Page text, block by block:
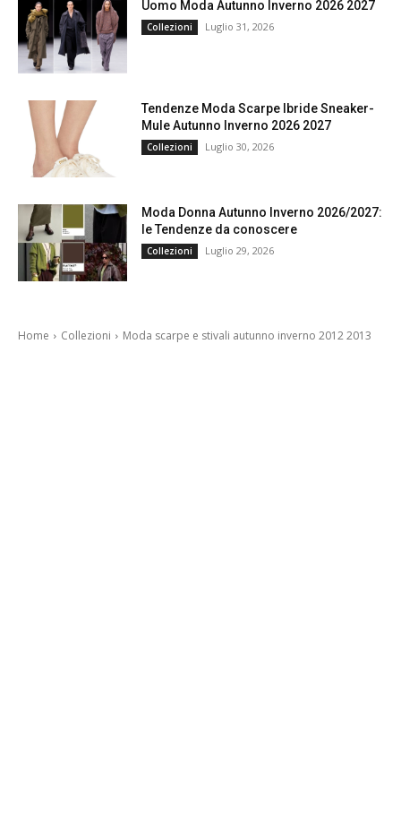
Uomo Moda Autunno Inverno 2026 2027
Collezioni Luglio 31, 2026
Tendenze Moda Scarpe Ibride Sneaker-
Mule Autunno Inverno 2026 2027
Collezioni Luglio 30, 2026
Moda Donna Autunno Inverno 2026/2027:
le Tendenze da conoscere
Collezioni Luglio 29, 2026